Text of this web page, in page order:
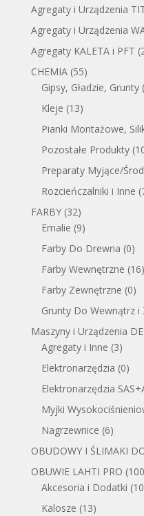
Agregaty i Urządzenia
Agregaty i Urządzenia
Agregaty KALETA i PFT
CHEMIA (55)
Gipsy, Gładzie, Grunty
Kleje (13)
Pianki Montażowe,
Pozostałe Produkty
Preparaty Myjące/
Rozcieńczalniki i Inne
FARBY (32)
Emalie (9)
Farby Do Drewna (0)
Farby Wewnętrzne (16)
Farby Zewnętrzne (0)
Grunty Do Wewnątrz i
Maszyny i Urządzenia
Agregaty i Inne (3)
Elektronarzędzia (0)
Elektronarzędzia
Myjki
Nagrzewnice (6)
OBUDOWY I ŚLIMAKI
OBUWIE LAHTI PRO
Akcesoria i Dodatki
Kalosze (13)